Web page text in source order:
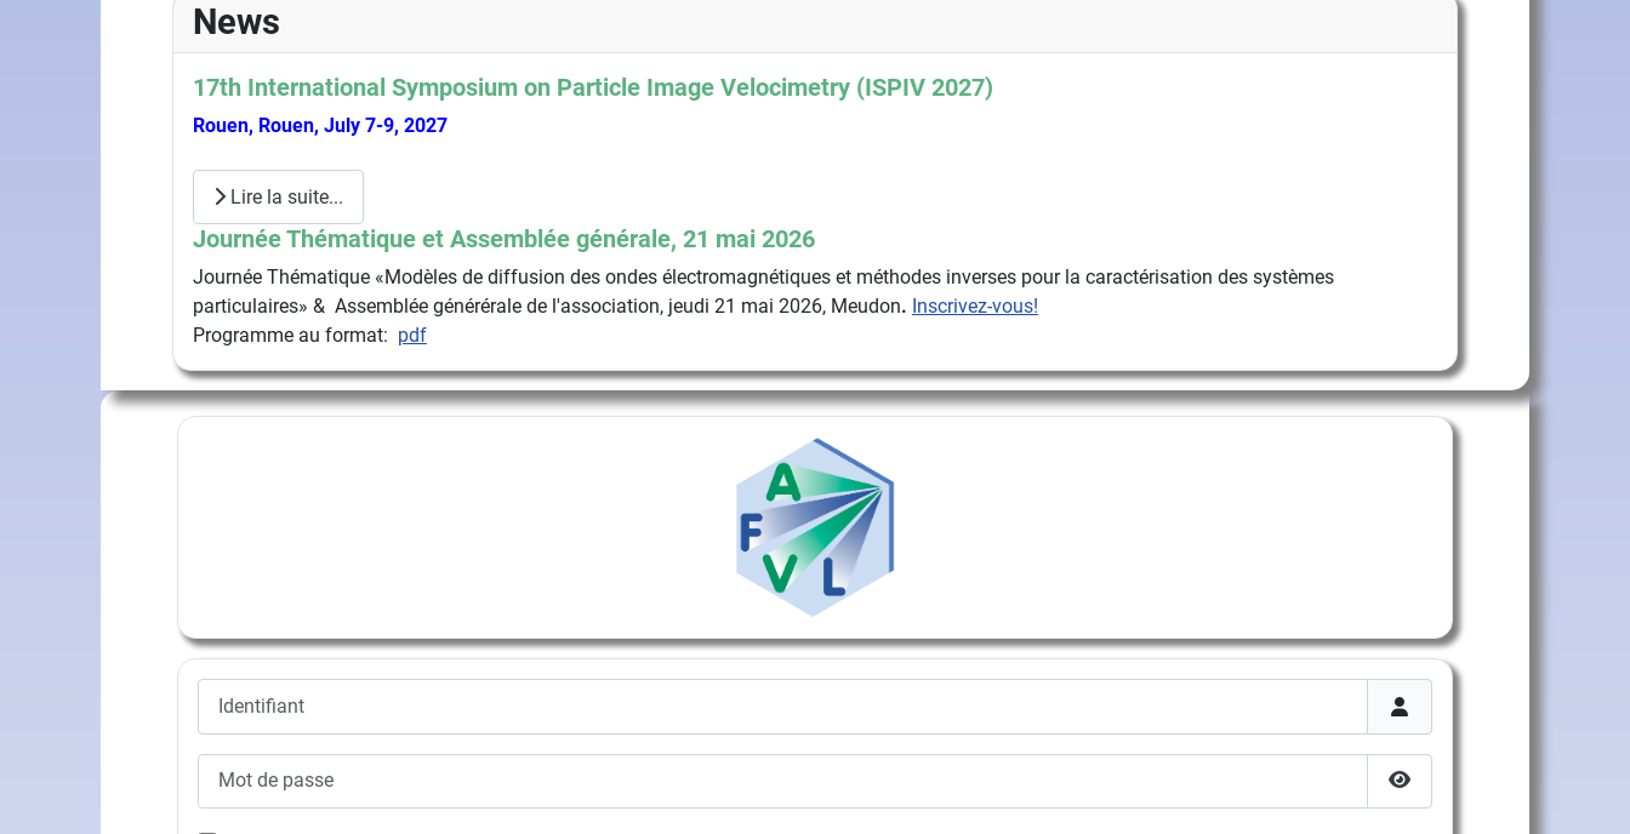
Afficher le mot de passe
News
17th International Symposium on Particle Image Velocimetry (ISPIV 2027)
Rouen, Rouen, July 7-9, 2027
Lire la suite...
Journée Thématique et Assemblée générale, 21 mai 2026
Journée Thématique «Modèles de diffusion des ondes électromagnétiques et méthodes inverses pour la caractérisation des systèmes
particulaires» & Assemblée générérale de l'association, jeudi 21 mai 2026, Meudon. Inscrivez-vous!
Programme au format: pdf